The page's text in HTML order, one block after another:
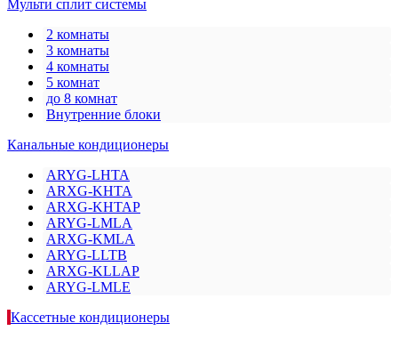
Мульти сплит системы
2 комнаты
3 комнаты
4 комнаты
5 комнат
до 8 комнат
Внутренние блоки
Канальные кондиционеры
ARYG-LHTA
ARXG-KHTA
ARXG-KHTAP
ARYG-LMLA
ARXG-KMLA
ARYG-LLTB
ARXG-KLLAP
ARYG-LMLE
Кассетные кондиционеры